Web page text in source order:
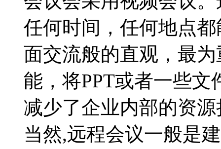
任何时间，任何地点
面交流般的直观，最
能，将PPT或者一些
减少了企业内部的资
当然,远程会议一般是